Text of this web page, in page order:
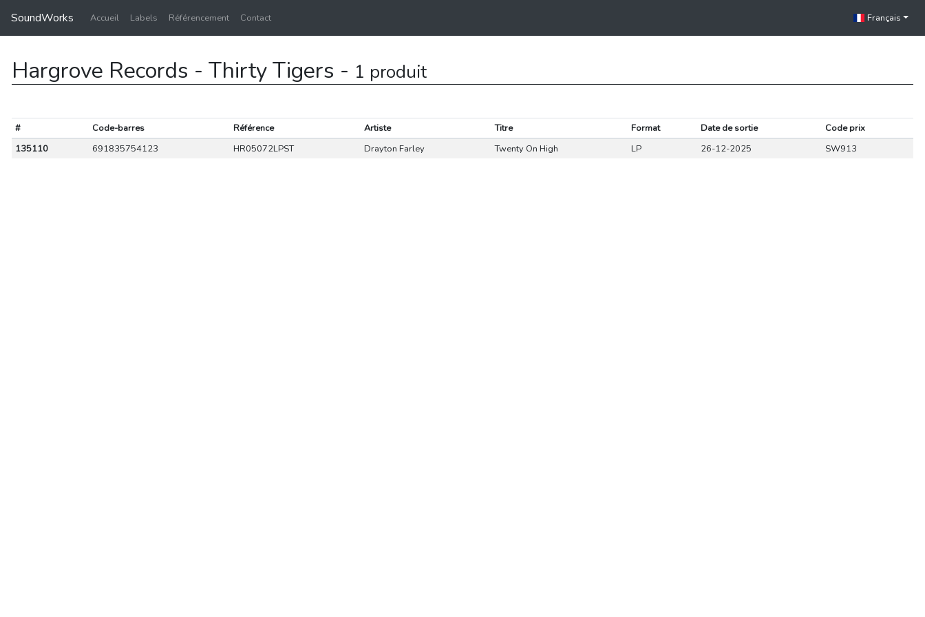
SoundWorks Accueil Labels Référencement Contact Français
Hargrove Records - Thirty Tigers - 1 produit
# Code-barres Référence Artiste Titre Format Date de sortie
Code prix
135110
691835754123 HR05072LPST Drayton Farley Twenty On High LP 26-12-2025 SW913